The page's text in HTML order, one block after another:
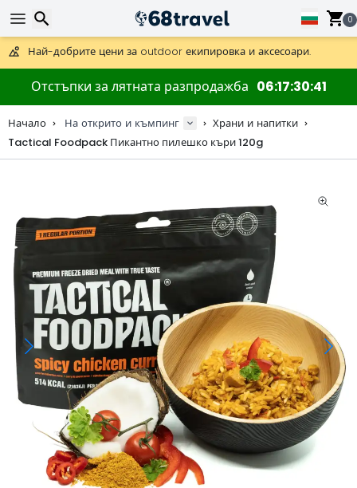
0
Предлага се и DHL Express за една нощ.
30 дни за връщане, 90 дни за дървени карти и декорации.
Най-добрите цени за outdoor екипировка и аксесоари.
Отстъпки за лятната разпродажба 06173041
Начало На открито и къмпинг
Храни и напитки
Tactical Foodpack Пикантно пилешко къри 120g
Търсене